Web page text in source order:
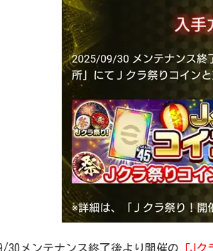
30メンテナンス終了後より開催の 「Jク